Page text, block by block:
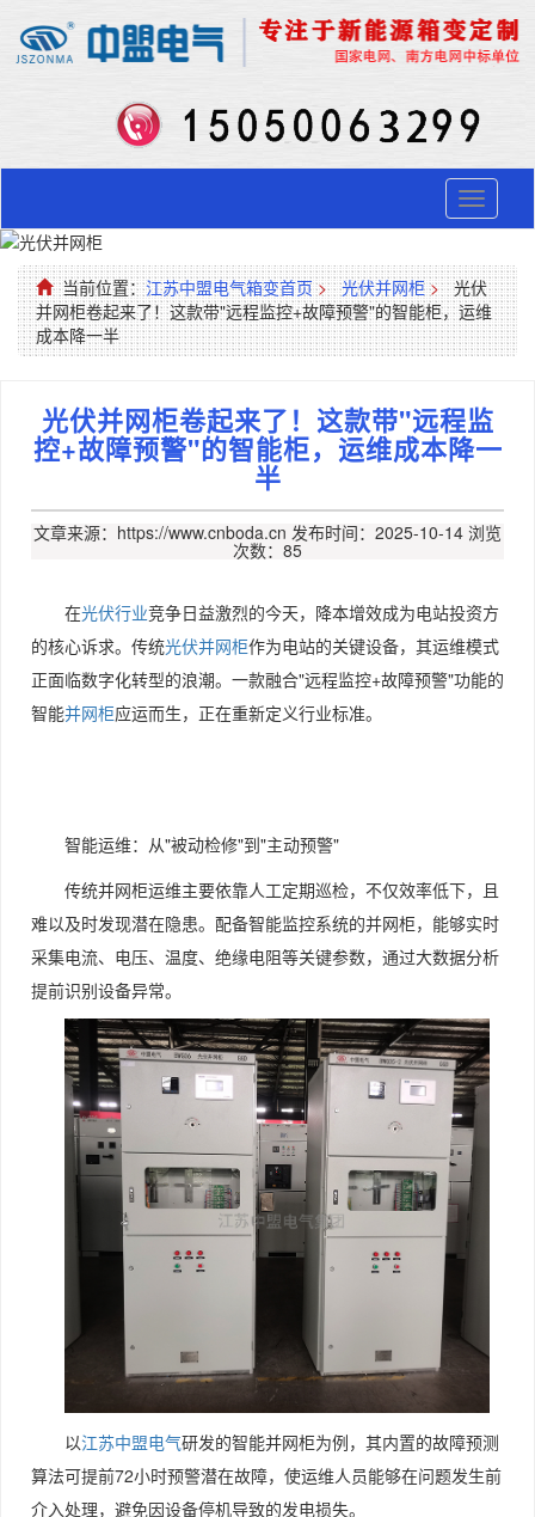
Toggle
当前位置：江苏中盟电气箱变首页 > 光伏并网柜 > 光伏
并网柜卷起来了！这款带"远程监控+故障预警"的智能柜，运维
成本降一半
光伏并网柜卷起来了！这款带"远程监
控+故障预警"的智能柜，运维成本降一
半
文章来源：https://www.cnboda.cn 发布时间：2025-10-14 浏览
次数：85
在光伏行业竞争日益激烈的今天，降本增效成为电站投资方
的核心诉求。传统光伏并网柜作为电站的关键设备，其运维模式
正面临数字化转型的浪潮。一款融合"远程监控+故障预警"功能的
智能并网柜应运而生，正在重新定义行业标准。
智能运维：从"被动检修"到"主动预警"
传统并网柜运维主要依靠人工定期巡检，不仅效率低下，且
难以及时发现潜在隐患。配备智能监控系统的并网柜，能够实时
采集电流、电压、温度、绝缘电阻等关键参数，通过大数据分析
提前识别设备异常。
以江苏中盟电气研发的智能并网柜为例，其内置的故障预测
算法可提前72小时预警潜在故障，使运维人员能够在问题发生前
介入处理，避免因设备停机导致的发电损失。